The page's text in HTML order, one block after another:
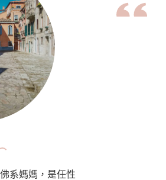
系媽媽，是任性